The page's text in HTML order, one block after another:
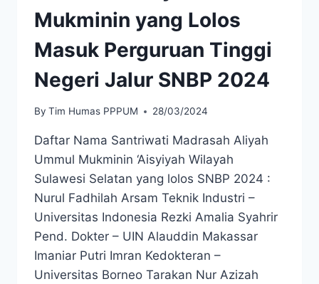
Mukminin yang Lolos
Masuk Perguruan Tinggi
Negeri Jalur SNBP 2024
By Tim Humas PPPUM 28/03/2024
Daftar Nama Santriwati Madrasah Aliyah
Ummul Mukminin ‘Aisyiyah Wilayah
Sulawesi Selatan yang lolos SNBP 2024 :
Nurul Fadhilah Arsam Teknik Industri –
Universitas Indonesia Rezki Amalia Syahrir
Pend. Dokter – UIN Alauddin Makassar
Imaniar Putri Imran Kedokteran –
Universitas Borneo Tarakan Nur Azizah